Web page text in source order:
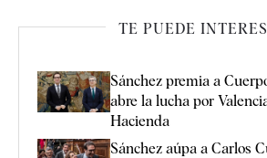
TE PUEDE
Sánchez premia a
abre la lucha por
Hacienda
Sánchez aúpa a Carlos